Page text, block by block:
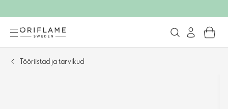
Tööriistad ja tarvikud